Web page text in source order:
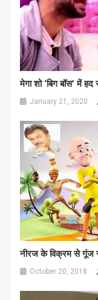
मेगा शो ‘बिग बॉस’ में हद
January 21, 2020
नीरज के विक्रम से गूंज
October 20, 2018